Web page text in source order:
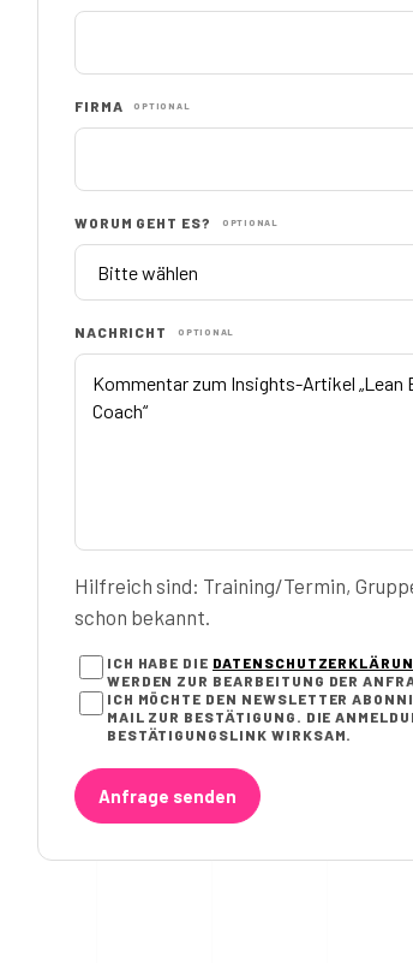
FIRMA OPTIONAL
WORUM GEHT ES? OPTIONAL
NACHRICHT OPTIONAL
Hilfreich sind: Training/Termin,
schon bekannt.
ICH HABE DIE
WERDEN ZUR BEARBEITUNG DER
ICH MÖCHTE DEN NEWSLETTER
AIL ZUR BESTÄTIGUNG. DIE
ESTÄTIGUNGSLINK WIRKSAM.
Anfrage senden